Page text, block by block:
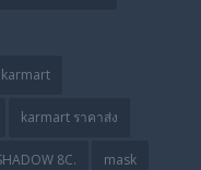
karmart
karmart ราคาส่ง
8C. mask